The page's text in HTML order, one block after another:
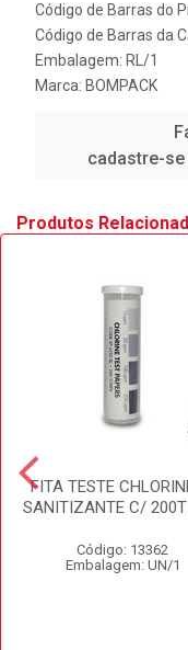
Código de Barras do
Código de Barras da
Embalagem: RL/1
Marca: BOMPACK
cadastre-
Produtos
FITA TESTE
SANITIZANTE C/
Código: 13362
Embalagem: UN/1